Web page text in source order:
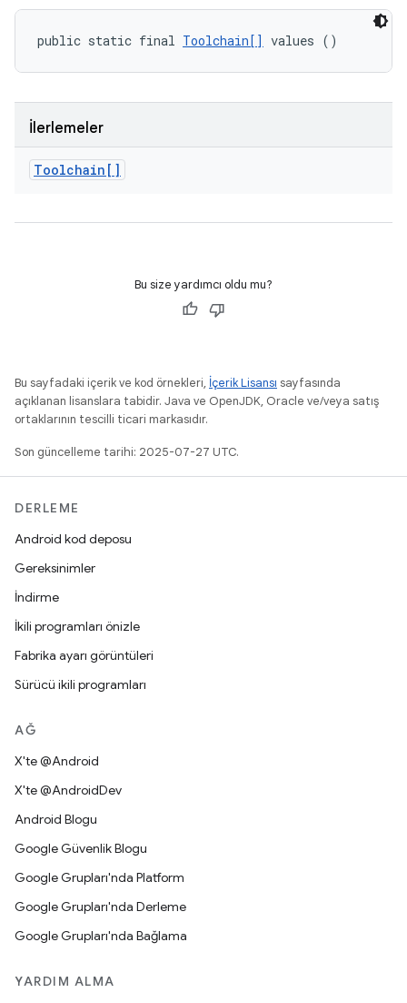
public static final Toolchain[] values ()
İlerlemeler
Toolchain[]
Bu size yardımcı oldu mu?
Bu sayfadaki içerik ve kod örnekleri, İçerik Lisansı sayfasında
açıklanan lisanslara tabidir. Java ve OpenJDK, Oracle ve/veya satış
ortaklarının tescilli ticari markasıdır.
Son güncelleme tarihi: 2025-07-27 UTC.
DERLEME
Android kod deposu
Gereksinimler
İndirme
İkili programları önizle
Fabrika ayarı görüntüleri
Sürücü ikili programları
AĞ
X'te @Android
X'te @AndroidDev
Android Blogu
Google Güvenlik Blogu
Google Grupları'nda Platform
Google Grupları'nda Derleme
Google Grupları'nda Bağlama
YARDIM ALMA